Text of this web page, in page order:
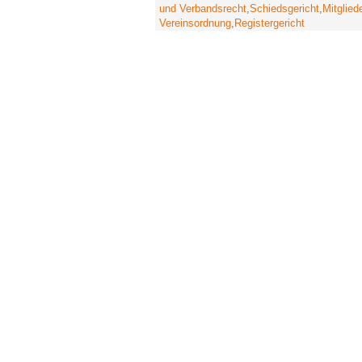
und Verbandsrecht,Schiedsgericht,
Vereinsordnung, Registergericht